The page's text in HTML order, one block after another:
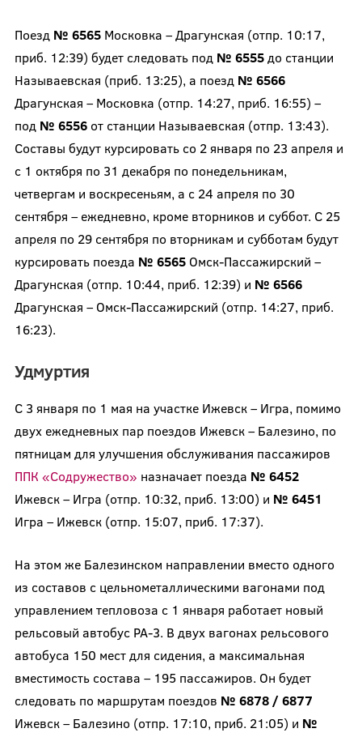
Поезд № 6565Московка – Драгунская (отпр. 10:17,
приб. 12:39) будет следовать под № 6555до станции
Называевская (приб. 13:25), а поезд № 6566
Драгунская – Московка (отпр. 14:27, приб. 16:55) –
под № 6556от станции Называевская (отпр. 13:43).
Составы будут курсировать со 2 января по 23 апреля и
с 1 октября по 31 декабря по понедельникам,
четвергам и воскресеньям, а с 24 апреля по 30
сентября – ежедневно, кроме вторников и суббот. С 25
апреля по 29 сентября по вторникам и субботам будут
курсировать поезда № 6565Омск-Пассажирский –
Драгунская (отпр. 10:44, приб. 12:39) и № 6566
Драгунская – Омск-Пассажирский (отпр. 14:27, приб.
16:23).
Удмуртия
С 3 января по 1 мая на участке Ижевск – Игра, помимо
двух ежедневных пар поездов Ижевск – Балезино, по
пятницам для улучшения обслуживания пассажиров
ППК «Содружество» назначает поезда № 6452
Ижевск – Игра (отпр. 10:32, приб. 13:00) и № 6451
Игра – Ижевск (отпр. 15:07, приб. 17:37).
На этом же Балезинском направлении вместо одного
из составов с цельнометаллическими вагонами под
управлением тепловоза с 1 января работает новый
рельсовый автобус РА-3. В двух вагонах рельсового
автобуса 150 мест для сидения, а максимальная
вместимость состава – 195 пассажиров. Он будет
следовать по маршрутам поездов № 6878 / 6877
Ижевск – Балезино (отпр. 17:10, приб. 21:05) и №